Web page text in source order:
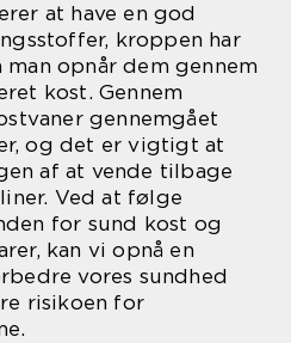
at have en god
kroppen har
opnår dem gennem
kost. Gennem
gennemgået
og det er vigtigt at
af at vende tilbage
Ved at følge
for sund kost og
kan vi opnå en
vores sundhed
risikoen for